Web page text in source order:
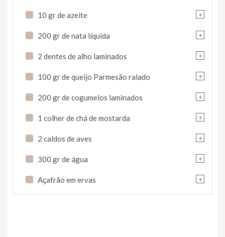
+
10 gr de azeite
+
200 gr de nata líquida
+
2 dentes de alho laminados
+
100 gr de queijo Parmesão ralado
+
200 gr de cogumelos laminados
+
1 colher de chá de mostarda
+
2 caldos de aves
+
300 gr de água
+
Açafrão em ervas